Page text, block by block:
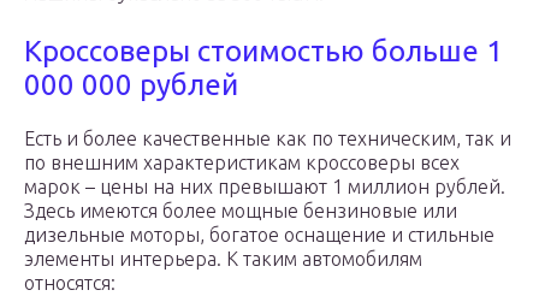
Кроссоверы стоимостью больше 1
000 000 рублей
Есть и более качественные как по техническим, так и
по внешним характеристикам кроссоверы всех
марок – цены на них превышают 1 миллион рублей.
Здесь имеются более мощные бензиновые или
дизельные моторы, богатое оснащение и стильные
элементы интерьера. К таким автомобилям
относятся: